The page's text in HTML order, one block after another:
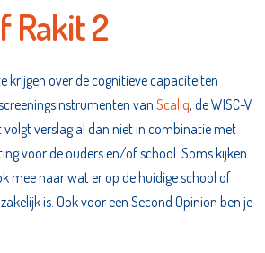
Rakit 2
krijgen over de cognitieve capaciteiten
van Scaliq, de WISC-V
volgt verslag al dan niet in combinatie met
voor de ouders en/of school. Soms kijken
mee naar wat er op de huidige school of
is. Ook voor een Second Opinion ben je